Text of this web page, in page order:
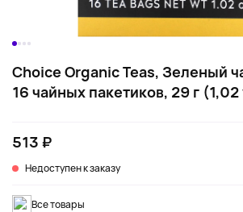
Choice Organic Teas, Зеленый
16 чайных пакетиков, 29 г
513 ₽
Недоступен к заказу
Все товары